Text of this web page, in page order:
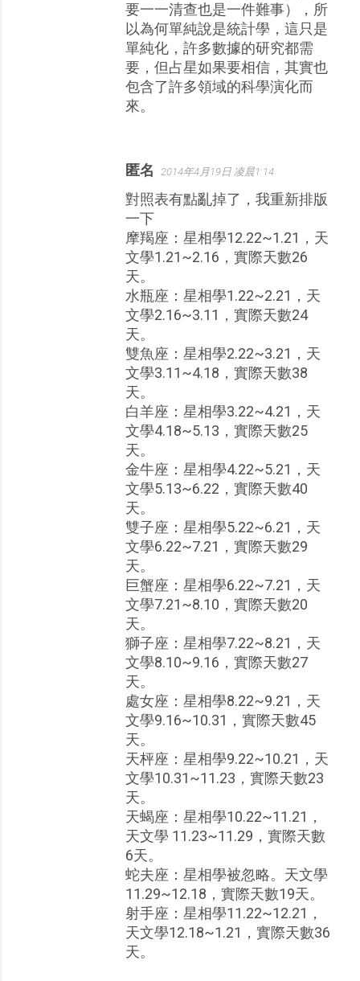
要一一清查也是一件難事），所
以為何單純說是統計學，這只是
單純化，許多數據的研究都需
要，但占星如果要相信，其實也
包含了許多領域的科學演化而
來。
匿名 2014年4月19日 凌晨1:14
對照表有點亂掉了，我重新排版
一下
摩羯座：星相學12.22~1.21，天
文學1.21~2.16，實際天數26
天。
水瓶座：星相學1.22~2.21，天
文學2.16~3.11，實際天數24
天。
雙魚座：星相學2.22~3.21，天
文學3.11~4.18，實際天數38
天。
白羊座：星相學3.22~4.21，天
文學4.18~5.13，實際天數25
天。
金牛座：星相學4.22~5.21，天
文學5.13~6.22，實際天數40
天。
雙子座：星相學5.22~6.21，天
文學6.22~7.21，實際天數29
天。
巨蟹座：星相學6.22~7.21，天
文學7.21~8.10，實際天數20
天。
獅子座：星相學7.22~8.21，天
文學8.10~9.16，實際天數27
天。
處女座：星相學8.22~9.21，天
文學9.16~10.31，實際天數45
天。
天枰座：星相學9.22~10.21，天
文學10.31~11.23，實際天數23
天。
天蝎座：星相學10.22~11.21，
天文學 11.23~11.29，實際天數
6天。
蛇夫座：星相學被忽略。天文學
11.29~12.18，實際天數19天。
射手座：星相學11.22~12.21，
天文學12.18~1.21，實際天數36
天。